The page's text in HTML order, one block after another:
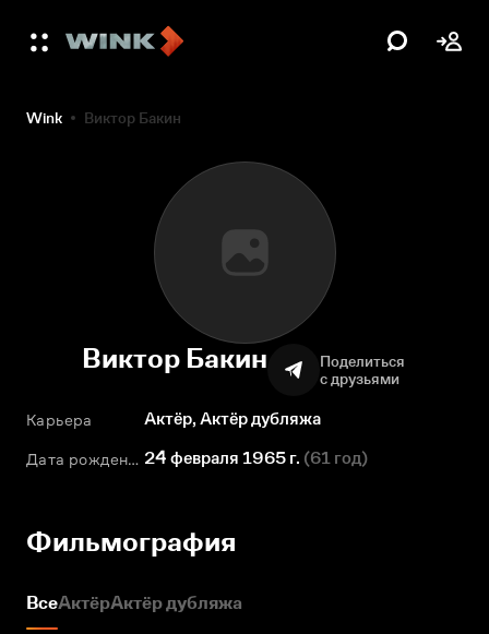
Wink Виктор Бакин
Виктор Бакин
Поделиться
с друзьями
Карьера Актёр, Актёр дубляжа
Дата рождения 24 февраля 1965 г. (61 год)
Фильмография
ВсеАктёрАктёр дубляжа